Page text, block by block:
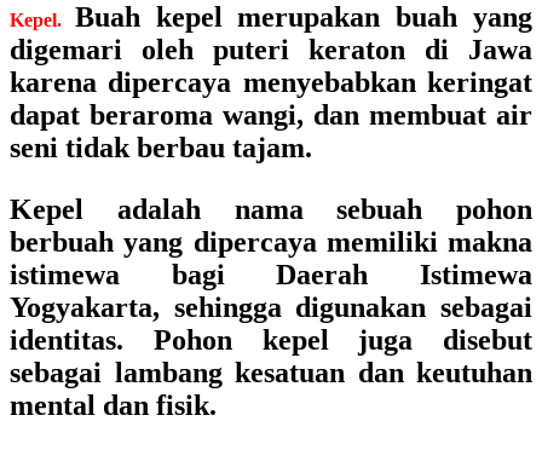
Kepel.
Buah kepel merupakan buah yang
digemari oleh puteri keraton di Jawa
karena dipercaya menyebabkan keringat
dapat beraroma wangi, dan membuat air
seni tidak berbau tajam.
Kepel adalah nama sebuah pohon
berbuah yang dipercaya memiliki makna
istimewa bagi Daerah Istimewa
Yogyakarta, sehingga digunakan sebagai
identitas. Pohon kepel juga disebut
sebagai lambang kesatuan dan keutuhan
mental dan fisik.